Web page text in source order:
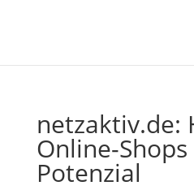
netzaktiv.de:
Online-
Potenzial